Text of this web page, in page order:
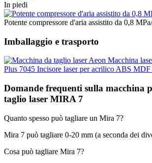
In piedi
Potente compressore d'aria assistito da 0,8
Imballaggio e trasporto
Domande frequenti sulla macchina
taglio laser MIRA 7
Quanto spesso può tagliare un Mira 7?
Mira 7 può tagliare 0-20 mm (a seconda dei
Cosa può tagliare Mira 7?